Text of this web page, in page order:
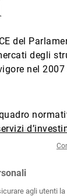
Contatto
del
degli
nel 2007
e
degli
agli utenti